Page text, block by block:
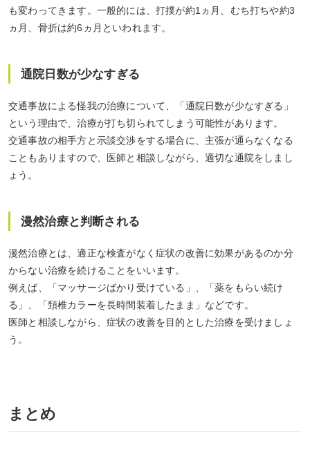
も変わってきます。一般的には、打撲が約1ヵ月、むち打ちや約3
ヵ月、骨折は約6ヵ月といわれます。
通院日数が少なすぎる
交通事故による怪我の治療について、「通院日数が少なすぎる」
という理由で、治療が打ち切られてしまう可能性があります。
交通事故の相手方と示談交渉をする場合に、主張が通らなくなる
こともありますので、医師と相談しながら、適切な通院をしまし
ょう。
漫然治療と判断される
漫然治療とは、適正な検査がなく症状の改善に効果があるのか分
からない治療を続けることをいいます。
例えば、「マッサージばかり受けている」、「薬をもらい続け
る」、「頚椎カラーを長時間装着したまま」などです。
医師と相談しながら、症状の改善を目的とした治療を受けましょ
う。
まとめ